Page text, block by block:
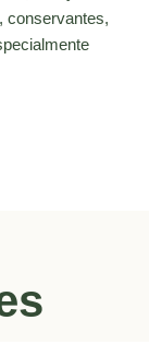
conservantes,